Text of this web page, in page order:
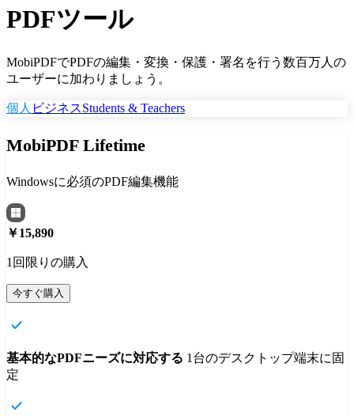
PDFツール
MobiPDFでPDFの編集・変換・保護・署名を行う数百万人の
ユーザーに加わりましょう。
個人 ビジネスStudents & Teachers
MobiPDF Lifetime
Windowsに必須のPDF編集機能
￥15,890
1回限りの購入
今すぐ購入
基本的なPDFニーズに対応する 1台のデスクトップ端末に固
定